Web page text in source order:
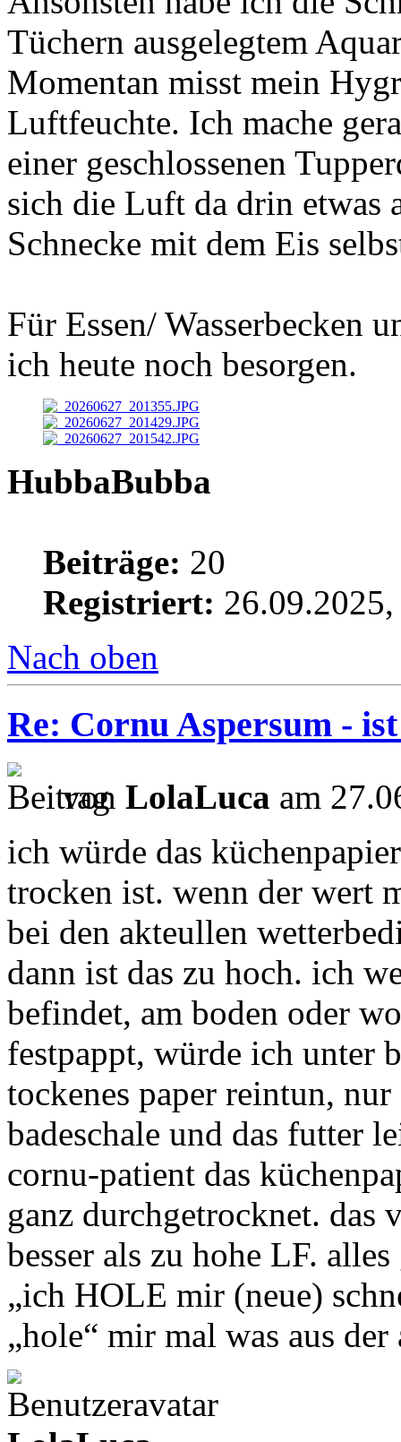
Tüchern ausgelegtem
Momentan misst mein
Luftfeuchte. Ich mache
einer geschlossenen
sich die Luft da drin etwas
Schnecke mit dem Eis
Für Essen/ Wasserbecken
ich heute noch besorgen.
HubbaBubba
Beiträge: 20
Registriert:
Nach oben
Re: Cornu Aspersum -
von LolaLuca am
ich würde das
trocken ist. wenn der wert
bei den akteullen
dann ist das zu hoch. ich
befindet, am boden oder
festpappt, würde ich unter
tockenes paper reintun,
badeschale und das futter
cornu-patient das
ganz durchgetrocknet. das
besser als zu hohe LF.
„ich HOLE mir (neue)
„hole“ mir mal was aus